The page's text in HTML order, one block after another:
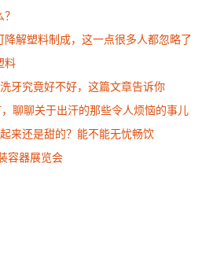
解塑料制成，这一点很多人都忽略了
料
牙究竟好不好，这篇文章告诉你
聊聊关于出汗的那些令人烦恼的事儿
来还是甜的？能不能无忧畅饮
容器展览会